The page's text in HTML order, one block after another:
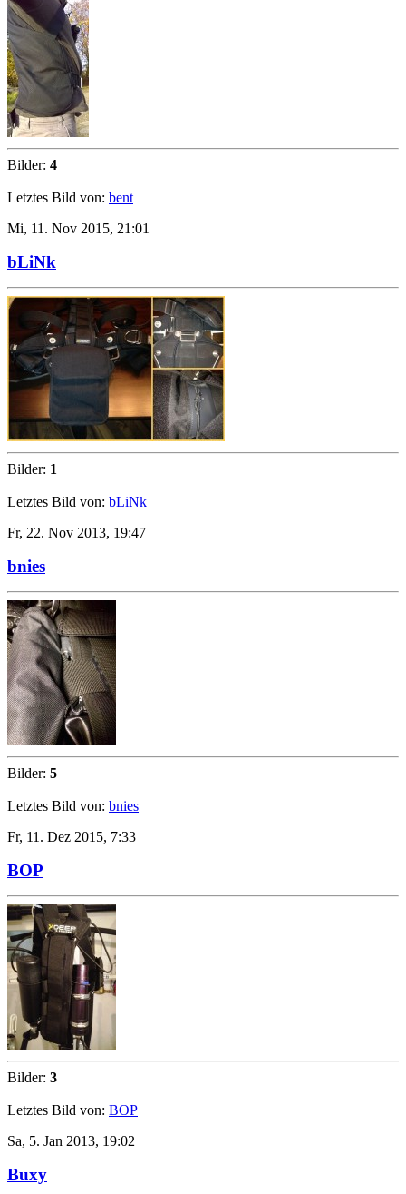
Bilder: 4
Letztes Bild von: bent
Mi, 11. Nov 2015, 21:01
bLiNk
Bilder: 1
Letztes Bild von: bLiNk
Fr, 22. Nov 2013, 19:47
bnies
Bilder: 5
Letztes Bild von: bnies
Fr, 11. Dez 2015, 7:33
BOP
Bilder: 3
Letztes Bild von: BOP
Sa, 5. Jan 2013, 19:02
Buxy